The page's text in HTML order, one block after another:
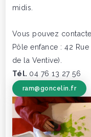
midis.
Vous pouvez
Pôle enfance : 42
de la Ventive).
Tél. 04 76 13 27 56
ram@goncelin.fr